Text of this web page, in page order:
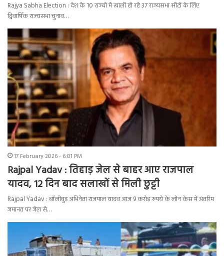
Rajya Sabha Election : देश के 10 राज्यों में खाली हो रहे 37 राज्यसभा सीटों के लिए
द्विवार्षिक राज्यसभा चुनाव…
17 February 2026 - 6:01 PM
Rajpal Yadav : तिहाड़ जेल से बाहर आए राजपाल
यादव, 12 दिन बाद सलाखों से मिली छुट्टी
Rajpal Yadav : बॉलीवुड अभिनेता राजपाल यादव आज 9 करोड़ रुपये के लोन केस में अंतरिम
जमानत पर जेल से…